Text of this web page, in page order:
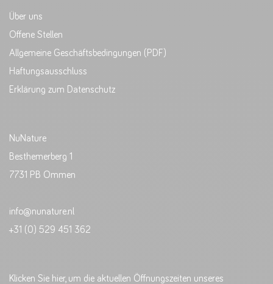
Über uns
Offene Stellen
Allgemeine Geschäftsbedingungen (PDF)
Haftungsausschluss
Erklärung zum Datenschutz
NuNature
Besthemerberg 1
7731 PB Ommen
info@nunature.nl
+31 (0) 529 451 362
Klicken Sie hier, um die aktuellen Öffnungszeiten unseres